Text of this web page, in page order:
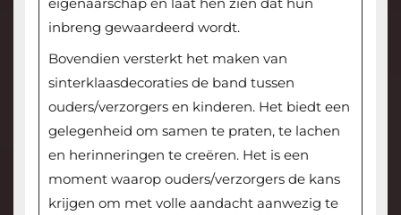
inbreng gewaardeerd wordt.
Bovendien versterkt het maken van
sinterklaasdecoraties de band tussen
ouders/verzorgers en kinderen. Het biedt een
gelegenheid om samen te praten, te lachen
en herinneringen te creëren. Het is een
moment waarop ouders/verzorgers de kans
krijgen om met volle aandacht aanwezig te